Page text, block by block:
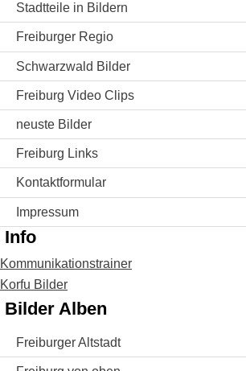
Stadtteile in Bildern
Freiburger Regio
Schwarzwald Bilder
Freiburg Video Clips
neuste Bilder
Freiburg Links
Kontaktformular
Impressum
Info
Kommunikationstrainer
Korfu Bilder
Bilder Alben
Freiburger Altstadt